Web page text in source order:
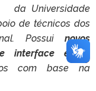
da Universidade
de técnicos dos
Possui novos
interface e de
com base na